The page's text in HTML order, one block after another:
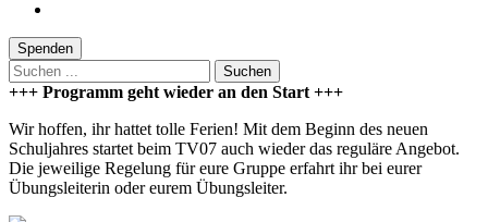
Spenden
Suchen
+++ Programm geht wieder an den Start +++
Wir hoffen, ihr hattet tolle Ferien! Mit dem Beginn des neuen
Schuljahres startet beim TV07 auch wieder das reguläre Angebot.
Die jeweilige Regelung für eure Gruppe erfahrt ihr bei eurer
Übungsleiterin oder eurem Übungsleiter.